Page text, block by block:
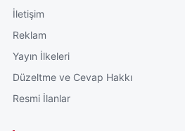
İletişim
Reklam
Yayın İlkeleri
Düzeltme ve Cevap Hakkı
Resmi İlanlar